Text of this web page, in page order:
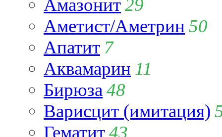
Амазонит29
Аметист/Аметрин 50
Апатит 7
Аквамарин 11
Бирюза 48
Варисцит (имитация)
Гематит43